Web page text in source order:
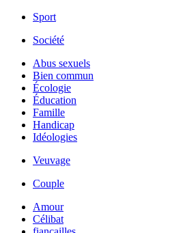
Sport
Société
Abus sexuels
Bien commun
Écologie
Éducation
Famille
Handicap
Idéologies
Veuvage
Couple
Amour
Célibat